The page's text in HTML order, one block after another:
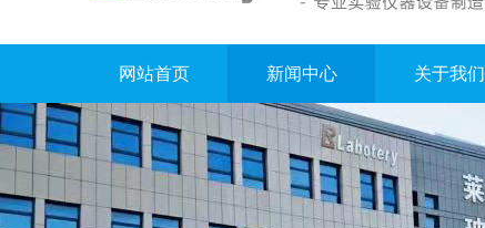
网站首页 新闻中心 关于我们